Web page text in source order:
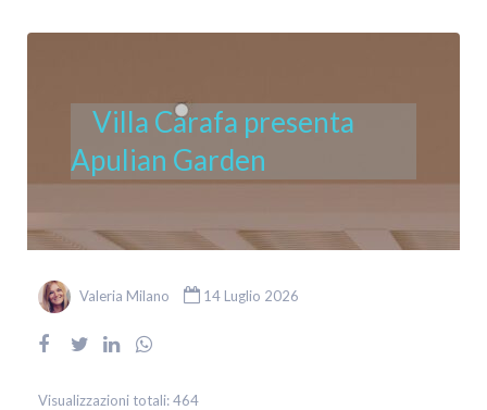
Villa Carafa presenta
Apulian Garden
Valeria Milano 14 Luglio 2026
Visualizzazioni totali:464